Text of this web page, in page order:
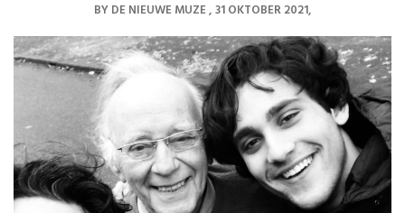
BYDE NIEUWE MUZE 31 OKTOBER 2021